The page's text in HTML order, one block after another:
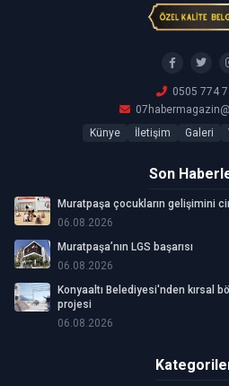
0505 774
Künye
İletişim Galeri
Son
Muratpaşa çocukların gelişimini
06.08.2026
Muratpaşa’nın LGS başarısı
06.08.2026
Konyaaltı Belediyesi'nden kırsal
projesi
06.08.2026